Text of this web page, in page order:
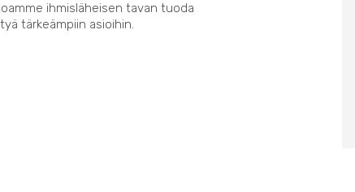
ihmisläheisen tavan tuoda
tärkeämpiin asioihin.